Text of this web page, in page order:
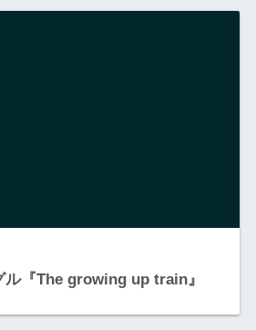
ル『The growing up train』